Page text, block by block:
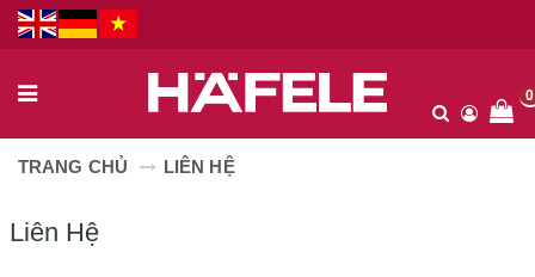
0
TRANG CHỦ LIÊN HỆ
Liên Hệ